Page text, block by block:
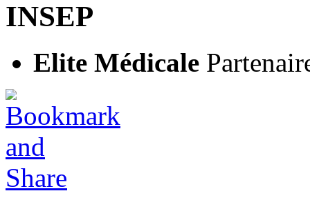
INSEP
Elite Médicale